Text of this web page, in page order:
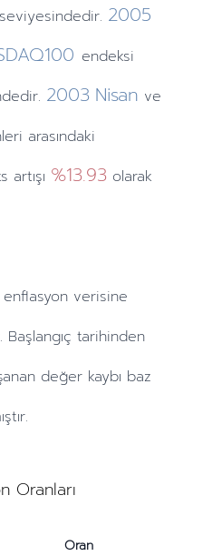
seviyesindedir. 2005
endeksi
2003 Nisan ve
arasındaki
artışı %13.93 olarak
enflasyon verisine
Başlangıç tarihinden
değer kaybı baz
Oranları
Oran